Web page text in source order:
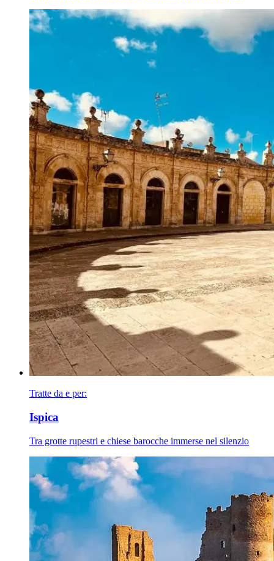
Tratte da e per:
Ispica
Tra grotte rupestri e chiese barocche immerse nel silenzio